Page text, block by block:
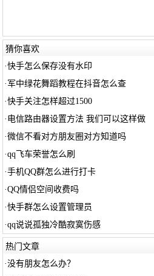
猜你喜欢
·快手怎么保存没有水印
· 军中绿花舞蹈教程在抖音怎么查
·快手关注怎样超过1500
· 电信路由器设置方法 我们可以这样做
·微信不看对方朋友圈对方知道吗
·qq飞车荣誉怎么刷
·手机QQ群怎么进行打卡
·QQ情侣空间收费吗
·快手群怎么设置管理员
·qq说说孤独冷酷寂寞伤感
热门文章
·没有朋友怎么办？